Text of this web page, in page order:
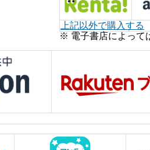
上記以外で購入する
※ 電子書店によって